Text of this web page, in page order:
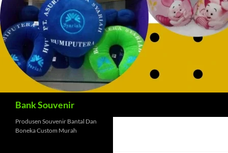
Bank Souvenir
Produsen Souvenir Bantal Dan
Boneka Custom Murah